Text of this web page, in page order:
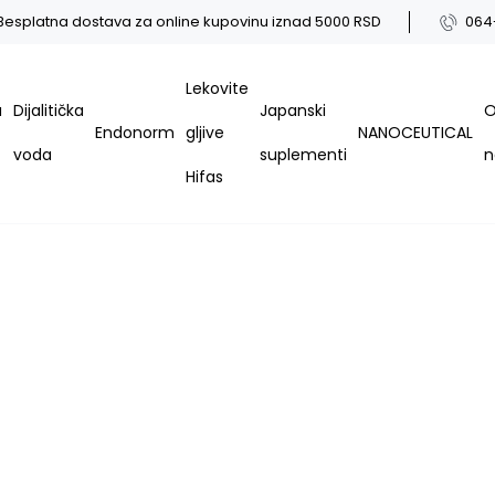
dostava za online kupovinu iznad 5000 RSD
Dijalitička
voda
Endonorm
Lekovite
gljive
Hifas
Japanski
suplementi
NANOCEUTICAL